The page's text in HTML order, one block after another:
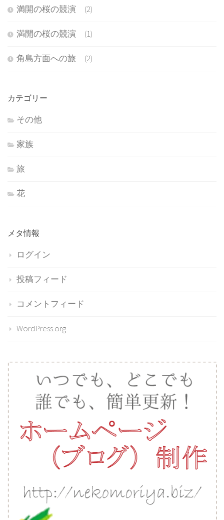
満開の桜の競演 (2)
満開の桜の競演 (1)
角島方面への旅 (2)
カテゴリー
その他
家族
旅
花
メタ情報
ログイン
投稿フィード
コメントフィード
WordPress.org